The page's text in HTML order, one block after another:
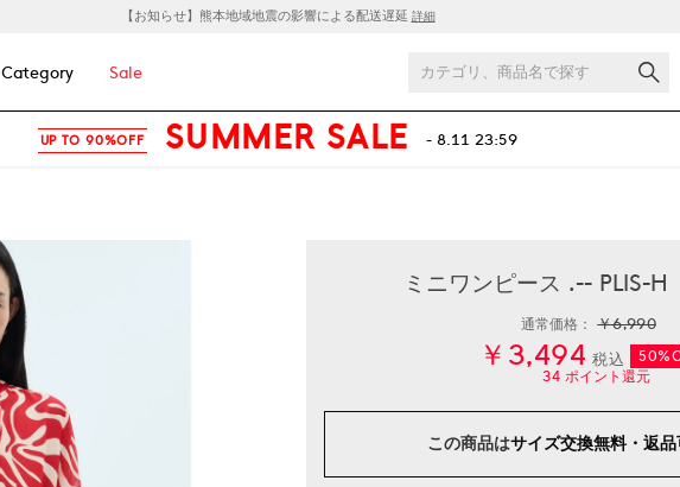
【お知らせ】熊本地域地震の影響による配送遅延 詳細
Category Sale
UP TO 90%OFF SUMMER SALE - 8.11 23:59
ミニワンピース .-- PLIS-H
通常価格：￥6,990
￥3,494 税込
34ポイント還元
この商品はサイズ交換無料・返